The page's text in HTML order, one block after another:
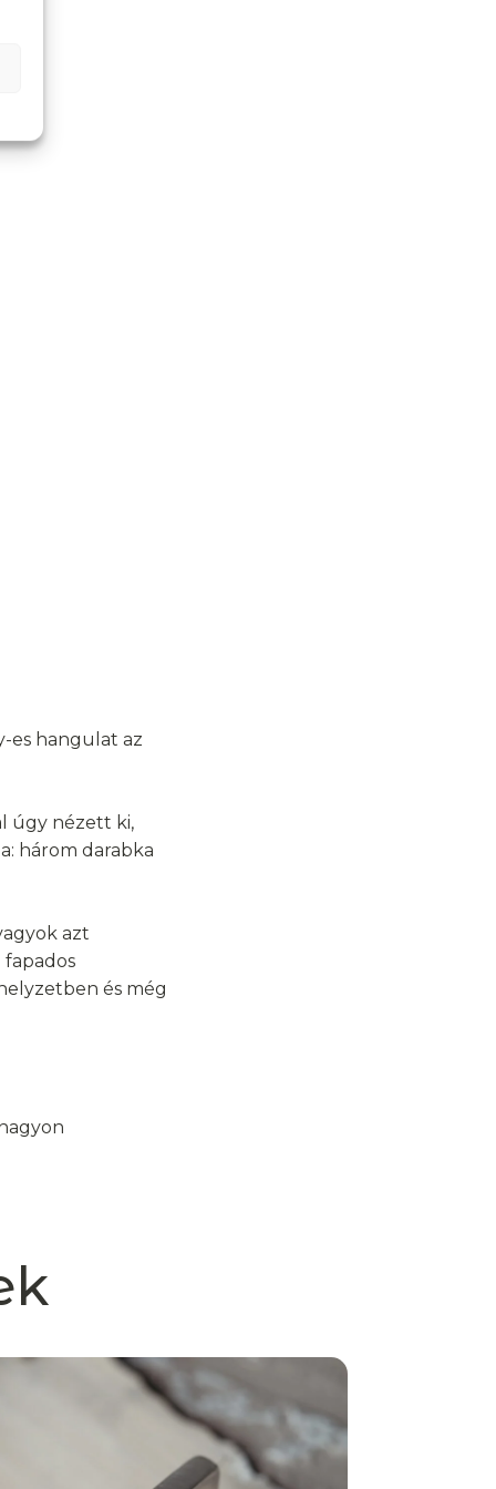
es hangulat az
úgy nézett ki,
három darabka
azt
és még